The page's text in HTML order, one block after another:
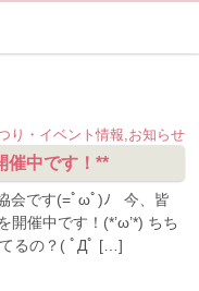
り・イベント情報 お知らせ
催中です！**
会です(=ﾟωﾟ)ﾉ 今、皆
催中です！(*’ω’*) ちち
るの？( ﾟДﾟ […]